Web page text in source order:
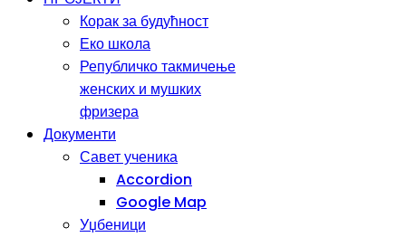
Корак за будућност
Еко школа
Републичко такмичење
женских и мушких
фризера
Документи
Савет ученика
Accordion
Google Map
Уџбеници